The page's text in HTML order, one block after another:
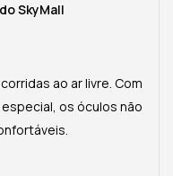
SkyMall
ao ar livre. Com
os óculos não